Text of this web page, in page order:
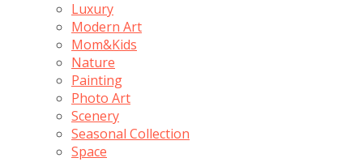
Luxury
Modern Art
Mom&Kids
Nature
Painting
Photo Art
Scenery
Seasonal Collection
Space